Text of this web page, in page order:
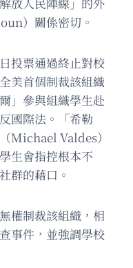
）關係密切。
投票通過終止對校
美首個制裁該組織
」參與組織學生赴
國際法。「希勒
Michael Valdes）
生會指控根本不
群的藉口。
權制裁該組織，相
事件，並強調學校